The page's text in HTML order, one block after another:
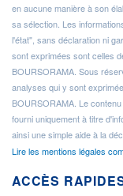
en aucune manière à son
sa sélection. Les
l'état", sans déclaration ni
sont exprimées sont celles
BOURSORAMA. Sous
analyses qui y sont
BOURSORAMA. Le
fourni uniquement à titre
ainsi une simple aide à la
Lire les mentions légales
ACCÈS